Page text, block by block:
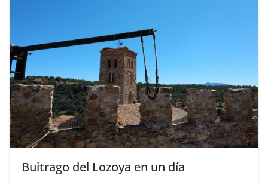
Buitrago del Lozoya en un día